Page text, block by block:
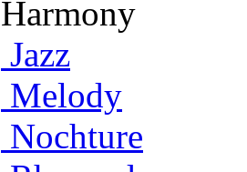
Jazz
Melody
Nochture